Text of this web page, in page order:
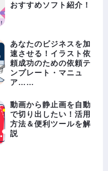
おすすめソフト紹介！
あなたのビジネスを加
速させる！イラスト依
頼成功のための依頼テ
ンプレート・マニュ
ア……
動画から静止画を自動
で切り出したい！活用
方法＆便利ツールを解
説